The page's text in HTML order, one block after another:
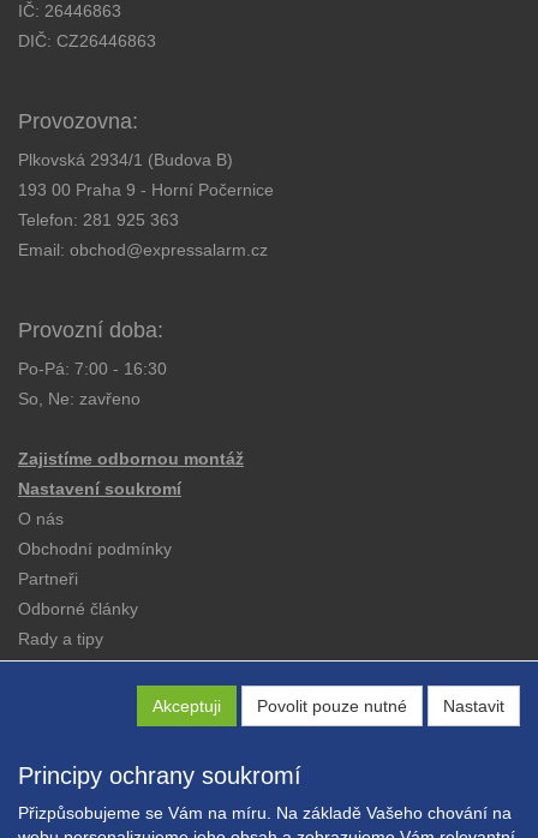
Akceptuji Povolit pouze nutné Nastavit
Principy ochrany soukromí
Přizpůsobujeme se Vám na míru. Na základě Vašeho chování na
IČ: 26446863
DIČ: CZ26446863
Provozovna:
Plkovská 2934/1 (Budova B)
193 00 Praha 9 - Horní Počernice
Telefon: 281 925 363
Email: obchod@expressalarm.cz
Provozní doba:
Po-Pá: 7:00 - 16:30
So, Ne: zavřeno
Zajistíme odbornou montáž
Nastavení soukromí
O nás
Obchodní podmínky
Partneři
Odborné články
Rady a tipy